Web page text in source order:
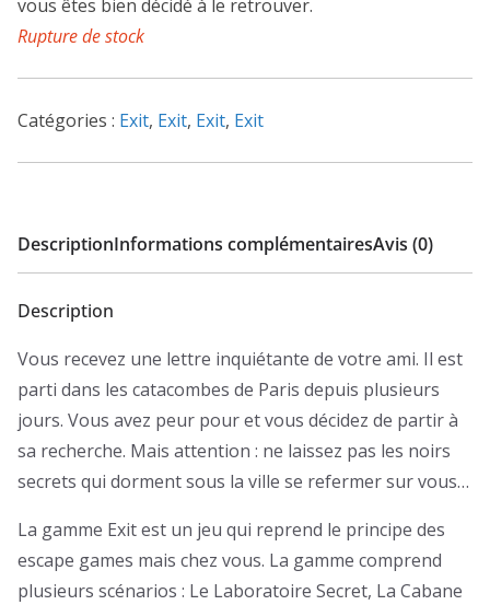
vous êtes bien décidé à le retrouver.
Rupture de stock
Catégories : Exit, Exit, Exit, Exit
DescriptionInformations complémentairesAvis (0)
Description
Vous recevez une lettre inquiétante de votre ami. Il est
parti dans les catacombes de Paris depuis plusieurs
jours. Vous avez peur pour et vous décidez de partir à
sa recherche. Mais attention : ne laissez pas les noirs
secrets qui dorment sous la ville se refermer sur vous…
La gamme Exit est un jeu qui reprend le principe des
escape games mais chez vous. La gamme comprend
plusieurs scénarios : Le Laboratoire Secret, La Cabane